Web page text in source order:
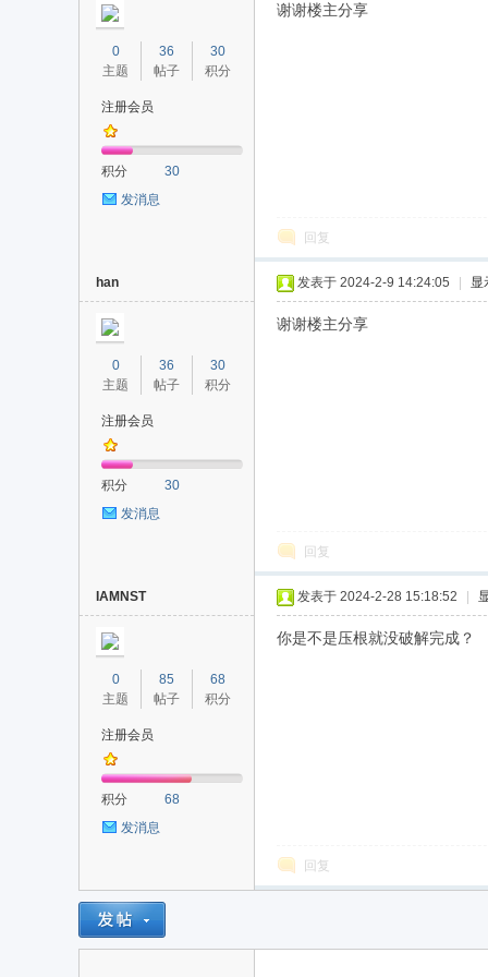
0
主题
36
帖子
30
积分
注册会员
积分
30
发消息
谢谢楼主分享
回复
han
0
主题
36
帖子
30
积分
注册会员
积分
30
发消息
发表于 2024-2-9 14:24:05 显
谢谢楼主分享
回复
IAMNST
0
主题
85
帖子
68
积分
注册会员
积分
68
发消息
发表于 2024-2-28 15:18:52
你是不是压根就没破解完成？
回复